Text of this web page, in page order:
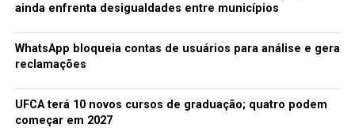
ainda enfrenta desigualdades entre municípios
WhatsApp bloqueia contas de usuários para análise e gera
reclamações
UFCA terá 10 novos cursos de graduação; quatro podem
começar em 2027